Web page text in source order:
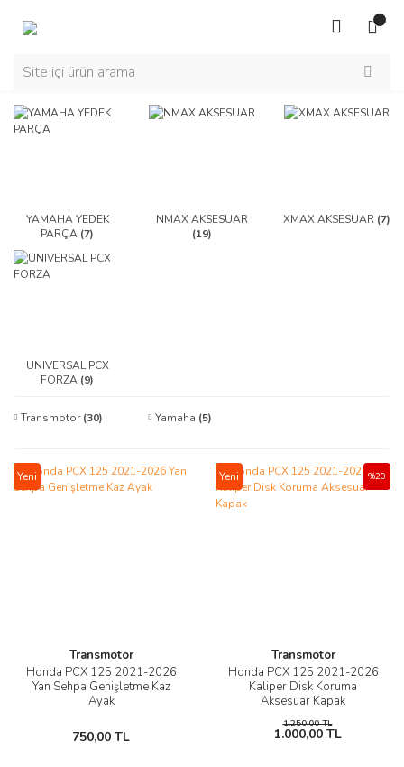
YAMAHA YEDEK
PARÇA (7)
NMAX AKSESUAR
(19)
XMAX AKSESUAR (7)
UNIVERSAL PCX
FORZA (9)
Transmotor(30) Yamaha (5)
Yeni
Transmotor
Honda PCX 125 2021-2026
Yan Sehpa Genişletme Kaz
Ayak
750,00 TL
Yeni
Transmotor
Honda PCX 125 2021-2026
Kaliper Disk Koruma
Aksesuar Kapak
%20
1.250,00 TL
1.000,00 TL